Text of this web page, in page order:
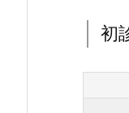
初